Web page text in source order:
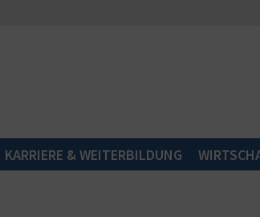
KARRIERE & WEITERBILDUNG